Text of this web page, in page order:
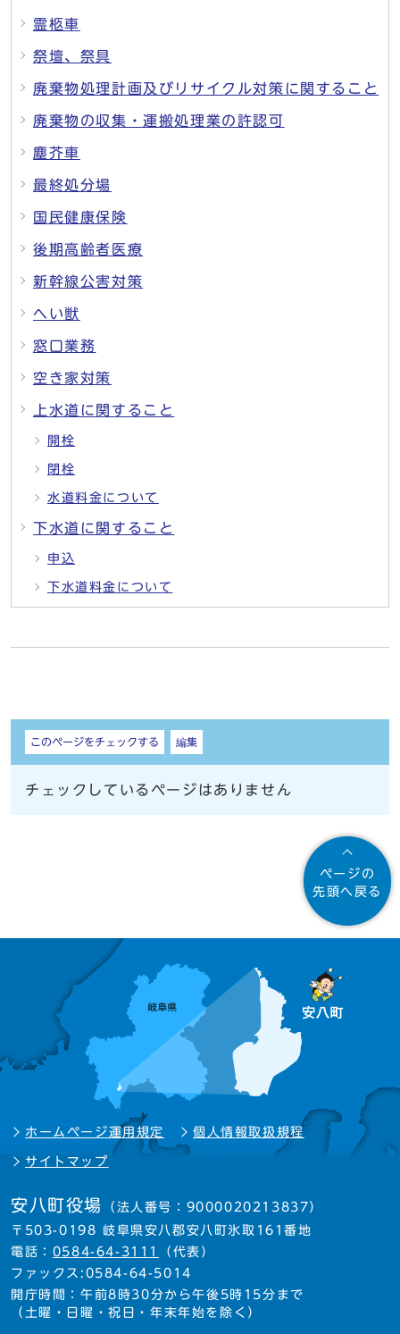
霊柩車
祭壇、祭具
廃棄物処理計画及びリサイクル対策に関すること
廃棄物の収集・運搬処理業の許認可
塵芥車
最終処分場
国民健康保険
後期高齢者医療
新幹線公害対策
へい獣
窓口業務
空き家対策
上水道に関すること
開栓
閉栓
水道料金について
下水道に関すること
申込
下水道料金について
しおり
このページをチェックする 編集
チェックしているページはありません
ページの
先頭へ戻る
ホームページ運用規定 個人情報取扱規程
サイトマップ
安八町役場 （法人番号：9000020213837）
〒503-0198 岐阜県安八郡安八町氷取161番地
電話： 0584-64-3111
（代表）
ファックス:0584-64-5014
開庁時間：午前8時30分から午後5時15分まで
（土曜・日曜・祝日・年末年始を除く）